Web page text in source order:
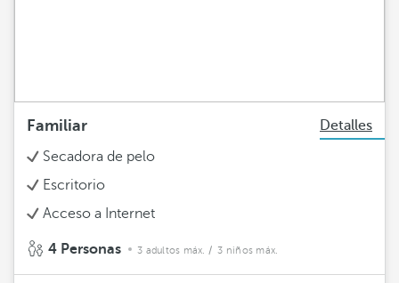
Familiar
Detalles
Secadora de pelo
Escritorio
Acceso a Internet
4 Personas 3 adultos máx. / 3 niños máx.